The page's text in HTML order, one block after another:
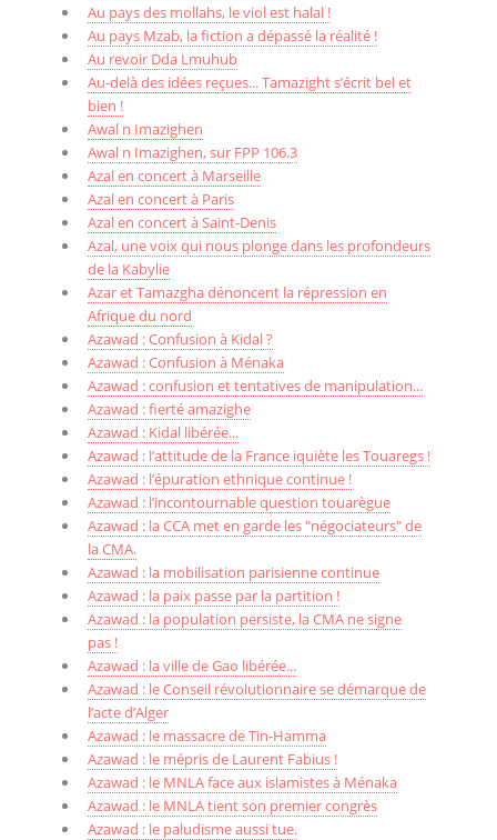
Au pays des mollahs, le viol est halal !
Au pays Mzab, la fiction a dépassé la réalité !
Au revoir Dda Lmuhub
Au-delà des idées reçues... Tamazight s’écrit bel et
bien !
Awal n Imazighen
Awal n Imazighen, sur FPP 106.3
Azal en concert à Marseille
Azal en concert à Paris
Azal en concert à Saint-Denis
Azal, une voix qui nous plonge dans les profondeurs
de la Kabylie
Azar et Tamazgha dénoncent la répression en
Afrique du nord
Azawad : Confusion à Kidal ?
Azawad : Confusion à Ménaka
Azawad : confusion et tentatives de manipulation...
Azawad : fierté amazighe
Azawad : Kidal libérée...
Azawad : l’attitude de la France iquiète les Touaregs !
Azawad : l’épuration ethnique continue !
Azawad : l’incontournable question touarègue
Azawad : la CCA met en garde les "négociateurs" de
la CMA.
Azawad : la mobilisation parisienne continue
Azawad : la paix passe par la partition !
Azawad : la population persiste, la CMA ne signe
pas !
Azawad : la ville de Gao libérée...
Azawad : le Conseil révolutionnaire se démarque de
l’acte d’Alger
Azawad : le massacre de Tin-Hamma
Azawad : le mépris de Laurent Fabius !
Azawad : le MNLA face aux islamistes à Ménaka
Azawad : le MNLA tient son premier congrès
Azawad : le paludisme aussi tue.